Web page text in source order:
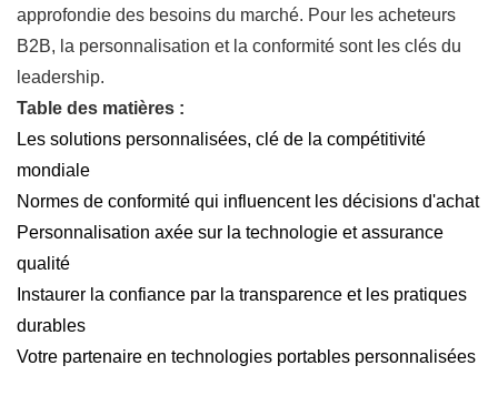
approfondie des besoins du marché. Pour les acheteurs
B2B, la personnalisation et la conformité sont les clés du
leadership.
Table des matières :
Les solutions personnalisées, clé de la compétitivité
mondiale
Normes de conformité qui influencent les décisions d'achat
Personnalisation axée sur la technologie et assurance
qualité
Instaurer la confiance par la transparence et les pratiques
durables
Votre partenaire en technologies portables personnalisées